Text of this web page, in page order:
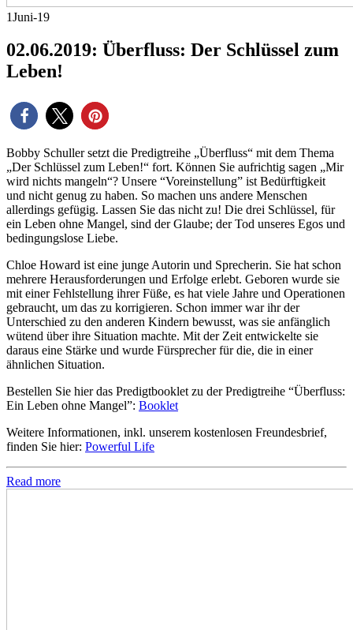
1Juni-19
02.06.2019: Überfluss: Der Schlüssel zum
Leben!
Bobby Schuller setzt die Predigtreihe „Überfluss“ mit dem Thema
„Der Schlüssel zum Leben!“ fort. Können Sie aufrichtig sagen „Mir
wird nichts mangeln“? Unsere “Voreinstellung” ist Bedürftigkeit
und nicht genug zu haben. So machen uns andere Menschen
allerdings gefügig. Lassen Sie das nicht zu! Die drei Schlüssel, für
ein Leben ohne Mangel, sind der Glaube; der Tod unseres Egos und
bedingungslose Liebe.
Chloe Howard ist eine junge Autorin und Sprecherin. Sie hat schon
mehrere Herausforderungen und Erfolge erlebt. Geboren wurde sie
mit einer Fehlstellung ihrer Füße, es hat viele Jahre und Operationen
gebraucht, um das zu korrigieren. Schon immer war ihr der
Unterschied zu den anderen Kindern bewusst, was sie anfänglich
wütend über ihre Situation machte. Mit der Zeit entwickelte sie
daraus eine Stärke und wurde Fürsprecher für die, die in einer
ähnlichen Situation.
Bestellen Sie hier das Predigtbooklet zu der Predigtreihe “Überfluss:
Ein Leben ohne Mangel”: Booklet
Weitere Informationen, inkl. unserem kostenlosen Freundesbrief,
finden Sie hier: Powerful Life
Read more